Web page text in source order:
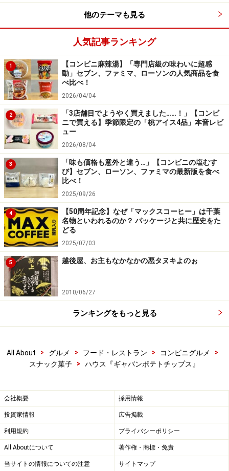
でしょう。
プス)
ハウス食品・Spice of Life(ギャバン家庭用スパイスカタ
ログ)
※記事内容は執筆時点のものです。最新の内容をご確認くださ
い。
※メニューや料金などのデータは、取材時または記事公開時点で
の内容です。
他のテーマも見る
人気記事ランキング
1
【コンビニ麻辣湯】「専門店級の味わいに超感
動」セブン、ファミマ、ローソンの人気商品を食
べ比べ！
2026/04/04
2
「3店舗目でようやく買えました……！」【コンビ
ニで買える】季節限定の「桃アイス4品」本音レビ
ュー
2026/08/04
3
「味も価格も意外と違う…」【コンビニの塩むす
び】セブン、ローソン、ファミマの最新版を食べ
比べ！
2025/09/26
4
【50周年記念】なぜ「マックスコーヒー」は千葉
名物といわれるのか？ パッケージと共に歴史をた
どる
2025/07/03
5 越後屋、お主もなかなかの悪タヌキよのぉ
2010/06/27
ランキングをもっと見る
All About > グルメ > フード・レストラン > コンビニグルメ
>
スナック菓子
> ハウス『ギャバンポテトチップス』
会社概要 採用情報
投資家情報 広告掲載
利用規約 プライバシーポリシー
All Aboutについて 著作権・商標・免責
当サイトの情報についての注意 サイトマップ